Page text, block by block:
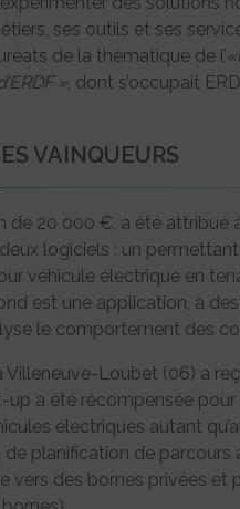
ses outils et ses
de la thématique de l’
», dont s’occupait
VAINQUEURS
de 20 000 €, a été attribué
logiciels : un
véhicule électrique en
est une application, à
le comportement des
Loubet (06) a
a été récompensée
électriques autant
planification de parcours
vers des bornes privées et